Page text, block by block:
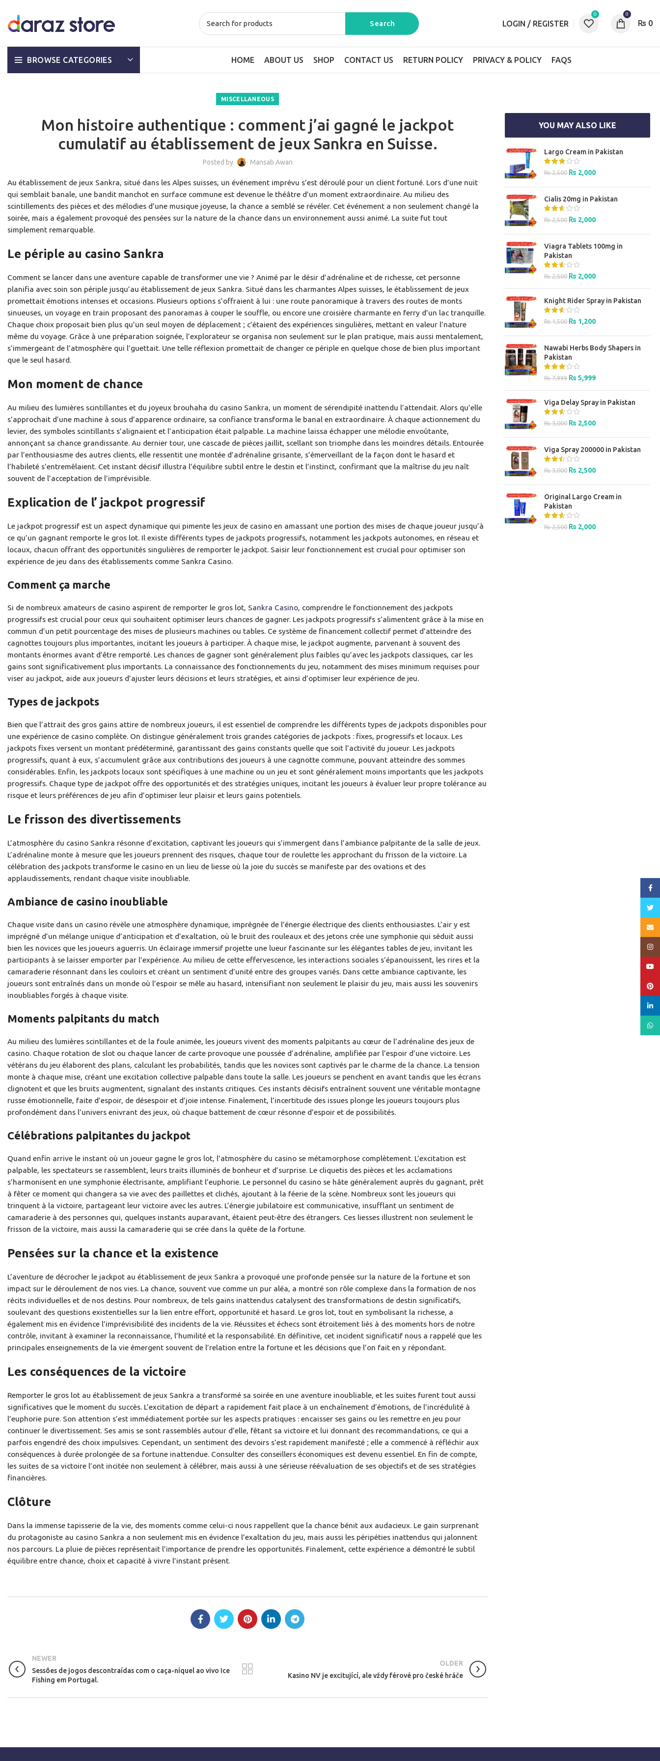
LOGIN / REGISTER
0 0
₨ 0
BROWSE CATEGORIES HOME ABOUT US SHOP CONTACT US RETURN POLICY PRIVACY & POLICY FAQS
MISCELLANEOUS
Mon histoire authentique : comment j’ai gagné le jackpot
cumulatif au établissement de jeux Sankra en Suisse.
Posted by Mansab Awan
Au établissement de jeux Sankra, situé dans les Alpes suisses, un événement imprévu s’est déroulé pour un client fortuné. Lors d’une nuit
qui semblait banale, une bandit manchot en surface commune est devenue le théâtre d’un moment extraordinaire. Au milieu des
scintillements des pièces et des mélodies d’une musique joyeuse, la chance a semblé se révéler. Cet événement a non seulement changé la
soirée, mais a également provoqué des pensées sur la nature de la chance dans un environnement aussi animé. La suite fut tout
simplement remarquable.
Le périple au casino Sankra
Comment se lancer dans une aventure capable de transformer une vie ? Animé par le désir d’adrénaline et de richesse, cet personne
planifia avec soin son périple jusqu’au établissement de jeux Sankra. Situé dans les charmantes Alpes suisses, le établissement de jeux
promettait émotions intenses et occasions. Plusieurs options s’offraient à lui : une route panoramique à travers des routes de monts
sinueuses, un voyage en train proposant des panoramas à couper le souffle, ou encore une croisière charmante en ferry d’un lac tranquille.
Chaque choix proposait bien plus qu’un seul moyen de déplacement ; c’étaient des expériences singulières, mettant en valeur l’nature
même du voyage. Grâce à une préparation soignée, l’explorateur se organisa non seulement sur le plan pratique, mais aussi mentalement,
s’immergeant de l’atmosphère qui l’guettait. Une telle réflexion promettait de changer ce périple en quelque chose de bien plus important
que le seul hasard.
Mon moment de chance
Au milieu des lumières scintillantes et du joyeux brouhaha du casino Sankra, un moment de sérendipité inattendu l’attendait. Alors qu’elle
s’approchait d’une machine à sous d’apparence ordinaire, sa confiance transforma le banal en extraordinaire. À chaque actionnement du
levier, des symboles scintillants s’alignaient et l’anticipation était palpable. La machine laissa échapper une mélodie envoûtante,
annonçant sa chance grandissante. Au dernier tour, une cascade de pièces jaillit, scellant son triomphe dans les moindres détails. Entourée
par l’enthousiasme des autres clients, elle ressentit une montée d’adrénaline grisante, s’émerveillant de la façon dont le hasard et
l’habileté s’entremêlaient. Cet instant décisif illustra l’équilibre subtil entre le destin et l’instinct, confirmant que la maîtrise du jeu naît
souvent de l’acceptation de l’imprévisible.
Explication de l’ jackpot progressif
Le jackpot progressif est un aspect dynamique qui pimente les jeux de casino en amassant une portion des mises de chaque joueur jusqu’à
ce qu’un gagnant remporte le gros lot. Il existe différents types de jackpots progressifs, notamment les jackpots autonomes, en réseau et
locaux, chacun offrant des opportunités singulières de remporter le jackpot. Saisir leur fonctionnement est crucial pour optimiser son
expérience de jeu dans des établissements comme Sankra Casino.
Comment ça marche
Si de nombreux amateurs de casino aspirent de remporter le gros lot, Sankra Casino, comprendre le fonctionnement des jackpots
progressifs est crucial pour ceux qui souhaitent optimiser leurs chances de gagner. Les jackpots progressifs s’alimentent grâce à la mise en
commun d’un petit pourcentage des mises de plusieurs machines ou tables. Ce système de financement collectif permet d’atteindre des
cagnottes toujours plus importantes, incitant les joueurs à participer. À chaque mise, le jackpot augmente, parvenant à souvent des
montants énormes avant d’être remporté. Les chances de gagner sont généralement plus faibles qu’avec les jackpots classiques, car les
gains sont significativement plus importants. La connaissance des fonctionnements du jeu, notamment des mises minimum requises pour
viser au jackpot, aide aux joueurs d’ajuster leurs décisions et leurs stratégies, et ainsi d’optimiser leur expérience de jeu.
Types de jackpots
Bien que l’attrait des gros gains attire de nombreux joueurs, il est essentiel de comprendre les différents types de jackpots disponibles pour
une expérience de casino complète. On distingue généralement trois grandes catégories de jackpots : fixes, progressifs et locaux. Les
jackpots fixes versent un montant prédéterminé, garantissant des gains constants quelle que soit l’activité du joueur. Les jackpots
progressifs, quant à eux, s’accumulent grâce aux contributions des joueurs à une cagnotte commune, pouvant atteindre des sommes
considérables. Enfin, les jackpots locaux sont spécifiques à une machine ou un jeu et sont généralement moins importants que les jackpots
progressifs. Chaque type de jackpot offre des opportunités et des stratégies uniques, incitant les joueurs à évaluer leur propre tolérance au
risque et leurs préférences de jeu afin d’optimiser leur plaisir et leurs gains potentiels.
Le frisson des divertissements
L’atmosphère du casino Sankra résonne d’excitation, captivant les joueurs qui s’immergent dans l’ambiance palpitante de la salle de jeux.
L’adrénaline monte à mesure que les joueurs prennent des risques, chaque tour de roulette les approchant du frisson de la victoire. La
célébration des jackpots transforme le casino en un lieu de liesse où la joie du succès se manifeste par des ovations et des
applaudissements, rendant chaque visite inoubliable.
Ambiance de casino inoubliable
Chaque visite dans un casino révèle une atmosphère dynamique, imprégnée de l’énergie électrique des clients enthousiastes. L’air y est
imprégné d’un mélange unique d’anticipation et d’exaltation, où le bruit des rouleaux et des jetons crée une symphonie qui séduit aussi
bien les novices que les joueurs aguerris. Un éclairage immersif projette une lueur fascinante sur les élégantes tables de jeu, invitant les
participants à se laisser emporter par l’expérience. Au milieu de cette effervescence, les interactions sociales s’épanouissent, les rires et la
camaraderie résonnant dans les couloirs et créant un sentiment d’unité entre des groupes variés. Dans cette ambiance captivante, les
joueurs sont entraînés dans un monde où l’espoir se mêle au hasard, intensifiant non seulement le plaisir du jeu, mais aussi les souvenirs
inoubliables forgés à chaque visite.
Moments palpitants du match
Au milieu des lumières scintillantes et de la foule animée, les joueurs vivent des moments palpitants au cœur de l’adrénaline des jeux de
casino. Chaque rotation de slot ou chaque lancer de carte provoque une poussée d’adrénaline, amplifiée par l’espoir d’une victoire. Les
vétérans du jeu élaborent des plans, calculant les probabilités, tandis que les novices sont captivés par le charme de la chance. La tension
monte à chaque mise, créant une excitation collective palpable dans toute la salle. Les joueurs se penchent en avant tandis que les écrans
clignotent et que les bruits augmentent, signalant des instants critiques. Ces instants décisifs entraînent souvent une véritable montagne
russe émotionnelle, faite d’espoir, de désespoir et d’joie intense. Finalement, l’incertitude des issues plonge les joueurs toujours plus
profondément dans l’univers enivrant des jeux, où chaque battement de cœur résonne d’espoir et de possibilités.
Célébrations palpitantes du jackpot
Quand enfin arrive le instant où un joueur gagne le gros lot, l’atmosphère du casino se métamorphose complètement. L’excitation est
palpable, les spectateurs se rassemblent, leurs traits illuminés de bonheur et d’surprise. Le cliquetis des pièces et les acclamations
s’harmonisent en une symphonie électrisante, amplifiant l’euphorie. Le personnel du casino se hâte généralement auprès du gagnant, prêt
à fêter ce moment qui changera sa vie avec des paillettes et clichés, ajoutant à la féerie de la scène. Nombreux sont les joueurs qui
trinquent à la victoire, partageant leur victoire avec les autres. L’énergie jubilatoire est communicative, insufflant un sentiment de
camaraderie à des personnes qui, quelques instants auparavant, étaient peut-être des étrangers. Ces liesses illustrent non seulement le
frisson de la victoire, mais aussi la camaraderie qui se crée dans la quête de la fortune.
Pensées sur la chance et la existence
L’aventure de décrocher le jackpot au établissement de jeux Sankra a provoqué une profonde pensée sur la nature de la fortune et son
impact sur le déroulement de nos vies. La chance, souvent vue comme un pur aléa, a montré son rôle complexe dans la formation de nos
récits individuelles et de nos destins. Pour nombreux, de tels gains inattendus catalysent des transformations de destin significatifs,
soulevant des questions existentielles sur la lien entre effort, opportunité et hasard. Le gros lot, tout en symbolisant la richesse, a
également mis en évidence l’imprévisibilité des incidents de la vie. Réussites et échecs sont étroitement liés à des moments hors de notre
contrôle, invitant à examiner la reconnaissance, l’humilité et la responsabilité. En définitive, cet incident significatif nous a rappelé que les
principales enseignements de la vie émergent souvent de l’relation entre la fortune et les décisions que l’on fait en y répondant.
Les conséquences de la victoire
Remporter le gros lot au établissement de jeux Sankra a transformé sa soirée en une aventure inoubliable, et les suites furent tout aussi
significatives que le moment du succès. L’excitation de départ a rapidement fait place à un enchaînement d’émotions, de l’incrédulité à
l’euphorie pure. Son attention s’est immédiatement portée sur les aspects pratiques : encaisser ses gains ou les remettre en jeu pour
continuer le divertissement. Ses amis se sont rassemblés autour d’elle, fêtant sa victoire et lui donnant des recommandations, ce qui a
parfois engendré des choix impulsives. Cependant, un sentiment des devoirs s’est rapidement manifesté ; elle a commencé à réfléchir aux
conséquences à durée prolongée de sa fortune inattendue. Consulter des conseillers économiques est devenu essentiel. En fin de compte,
les suites de sa victoire l’ont incitée non seulement à célébrer, mais aussi à une sérieuse réévaluation de ses objectifs et de ses stratégies
financières.
Clôture
Dans la immense tapisserie de la vie, des moments comme celui-ci nous rappellent que la chance bénit aux audacieux. Le gain surprenant
du protagoniste au casino Sankra a non seulement mis en évidence l’exaltation du jeu, mais aussi les péripéties inattendus qui jalonnent
nos parcours. La pluie de pièces représentait l’importance de prendre les opportunités. Finalement, cette expérience a démontré le subtil
équilibre entre chance, choix et capacité à vivre l’instant présent.
NEWER
Sessões de jogos descontraídas com o caça-níquel ao vivo Ice
Fishing em Portugal.
OLDER
Kasino NV je excitující, ale vždy férové pro české hráče
YOU MAY ALSO LIKE
Largo Cream in Pakistan
₨2,500 Original
₨ 2,500.
₨ 2,000Current
₨ 2,000.
Cialis 20mg in Pakistan
₨2,500 Original
₨ 2,500.
₨ 2,000Current
₨ 2,000.
Viagra Tablets 100mg in
Pakistan
₨2,500 Original
₨ 2,500.
₨ 2,000Current
₨ 2,000.
Knight Rider Spray in Pakistan
₨1,500 Original
₨ 1,500.
₨ 1,200Current
₨ 1,200.
Nawabi Herbs Body Shapers in
Pakistan
₨7,999 Original
₨ 7,999.
₨ 5,999Current
₨ 5,999.
Viga Delay Spray in Pakistan
₨3,000 Original
₨ 3,000.
₨ 2,500Current
₨ 2,500.
Viga Spray 200000 in Pakistan
₨3,000 Original
₨ 3,000.
₨ 2,500Current
₨ 2,500.
Original Largo Cream in
Pakistan
₨2,500 Original
₨ 2,000Current
Email